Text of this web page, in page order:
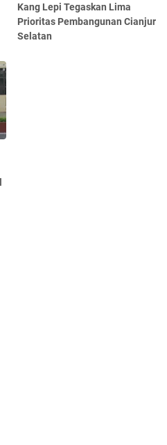
Kang Lepi Tegaskan Lima
Prioritas Pembangunan Cianjur
Selatan